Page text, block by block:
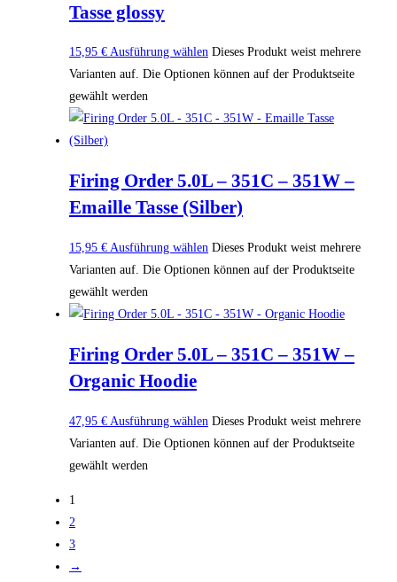
Tasse glossy
15,95 €Ausführung wählen Dieses Produkt weist mehrere
Varianten auf. Die Optionen können auf der Produktseite
gewählt werden
Firing Order 5.0L – 351C – 351W –
Emaille Tasse (Silber)
15,95 € Ausführung wählen Dieses Produkt weist mehrere
Varianten auf. Die Optionen können auf der Produktseite
gewählt werden
Firing Order 5.0L – 351C – 351W –
Organic Hoodie
47,95 € Ausführung wählen Dieses Produkt weist mehrere
Varianten auf. Die Optionen können auf der Produktseite
gewählt werden
1
2
3
→